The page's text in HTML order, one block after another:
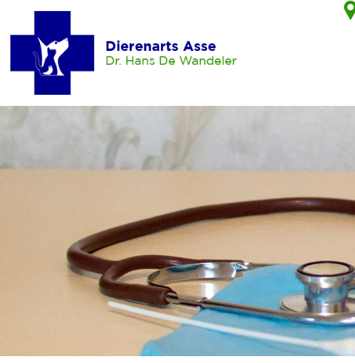
Home
Hond
Opvoeding
Lichaamsverzorging
Dierenarts
Ontwormen
Vaccineren